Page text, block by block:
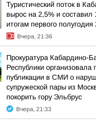
Туристический поток в
вырос на 2,5% и
итогам первого полугодия
Вчера, 21:36
Прокуратура Кабардино-
Республики организовала
публикации в СМИ о
супружеской пары из
покорить гору Эльбрус
Вчера, 21:33